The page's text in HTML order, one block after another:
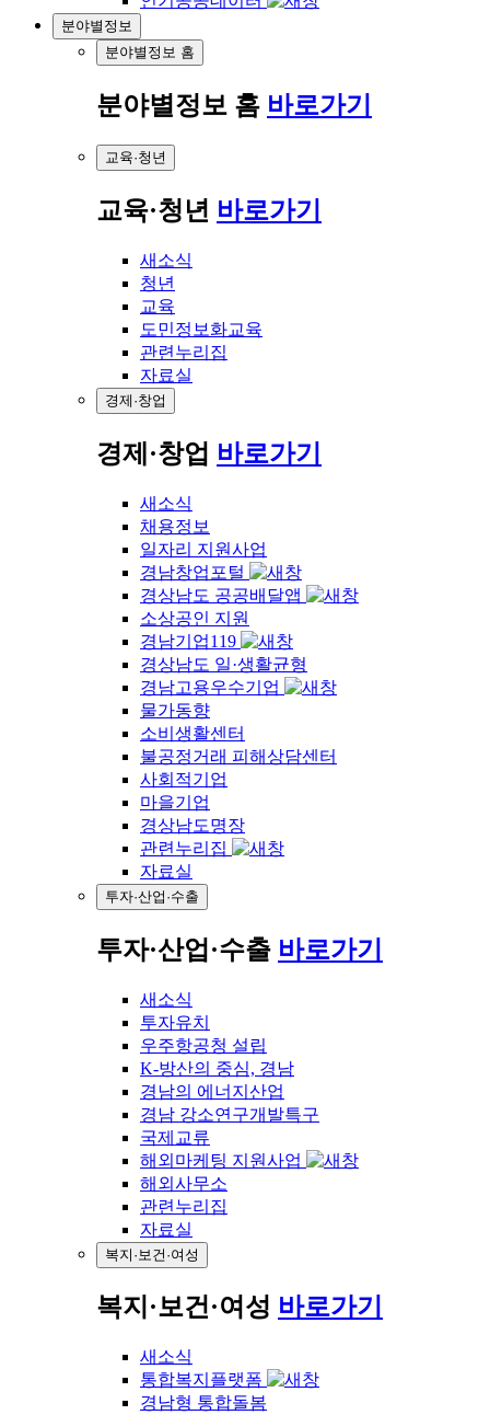
분야별정보
분야별정보 홈
분야별정보 홈 바로가기
교육·청년
교육·청년 바로가기
새소식
청년
교육
도민정보화교육
관련누리집
자료실
경제·창업
경제·창업 바로가기
새소식
채용정보
일자리 지원사업
경남창업포털
경상남도 공공배달앱
소상공인 지원
경남기업119
경상남도 일·생활균형
경남고용우수기업
물가동향
소비생활센터
불공정거래 피해상담센터
사회적기업
마을기업
경상남도명장
관련누리집
자료실
투자·산업·수출
투자·산업·수출 바로가기
새소식
투자유치
우주항공청 설립
K-방산의 중심, 경남
경남의 에너지산업
경남 강소연구개발특구
국제교류
해외마케팅 지원사업
해외사무소
관련누리집
자료실
복지·보건·여성
복지·보건·여성 바로가기
새소식
통합복지플랫폼
경남형 통합돌봄